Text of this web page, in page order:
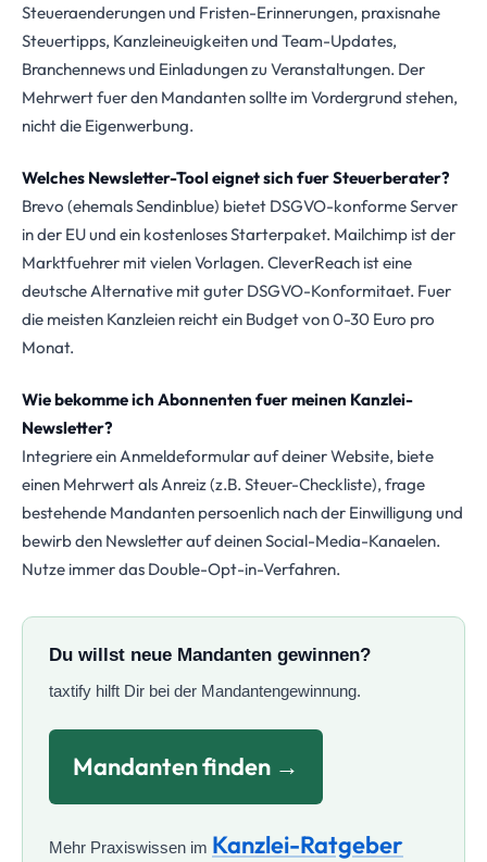
Steueraenderungen und Fristen-Erinnerungen, praxisnahe
Steuertipps, Kanzleineuigkeiten und Team-Updates,
Branchennews und Einladungen zu Veranstaltungen. Der
Mehrwert fuer den Mandanten sollte im Vordergrund stehen,
nicht die Eigenwerbung.
Welches Newsletter-Tool eignet sich fuer Steuerberater?
Brevo (ehemals Sendinblue) bietet DSGVO-konforme Server
in der EU und ein kostenloses Starterpaket. Mailchimp ist der
Marktfuehrer mit vielen Vorlagen. CleverReach ist eine
deutsche Alternative mit guter DSGVO-Konformitaet. Fuer
die meisten Kanzleien reicht ein Budget von 0-30 Euro pro
Monat.
Wie bekomme ich Abonnenten fuer meinen Kanzlei-
Newsletter?
Integriere ein Anmeldeformular auf deiner Website, biete
einen Mehrwert als Anreiz (z.B. Steuer-Checkliste), frage
bestehende Mandanten persoenlich nach der Einwilligung und
bewirb den Newsletter auf deinen Social-Media-Kanaelen.
Nutze immer das Double-Opt-in-Verfahren.
Du willst neue Mandanten gewinnen?
taxtify hilft Dir bei der Mandantengewinnung.
Mandanten finden →
Mehr Praxiswissen im Kanzlei-Ratgeber